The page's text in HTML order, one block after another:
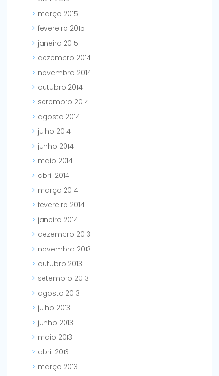
março 2015
fevereiro 2015
janeiro 2015
dezembro 2014
novembro 2014
outubro 2014
setembro 2014
agosto 2014
julho 2014
junho 2014
maio 2014
abril 2014
março 2014
fevereiro 2014
janeiro 2014
dezembro 2013
novembro 2013
outubro 2013
setembro 2013
agosto 2013
julho 2013
junho 2013
maio 2013
abril 2013
março 2013